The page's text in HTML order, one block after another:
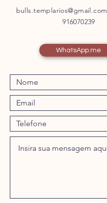
bulls.templarios@gmail.com
916070239
WhatsApp.me